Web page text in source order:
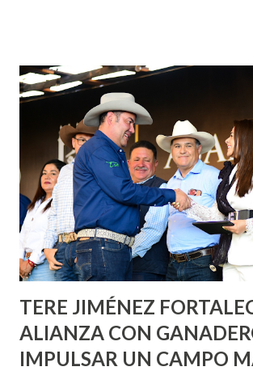
Corazón Urbano y el Municipio capital.
informó que en este programa se usarán
metros cuadrados de pintura, para dar
Nieto, entre Jesús F. Elizondo y la calle 22
lo que se aplicará pintura en 66 casas.
llevará este programa a Villas de Nuestra
Asunción, Avenida Alameda y Decreto 27
los edificios FOVISSSTE Ojo de Agua, en la
Norias de Paso Hondo y en los edificios
TERE JIMÉNEZ
ALIANZA CON
IMPULSAR UN CAMPO